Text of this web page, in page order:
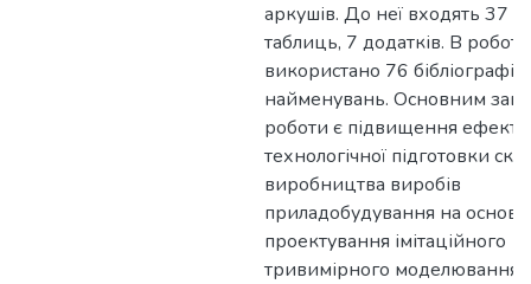
аркушів. До неї входять 37
таблиць, 7 додатків. В роботі
використано 76
найменувань. Основним
роботи є підвищення
технологічної підготовки
виробництва виробів
приладобудування на основі
проектування імітаційного
тривимірного моделювання.